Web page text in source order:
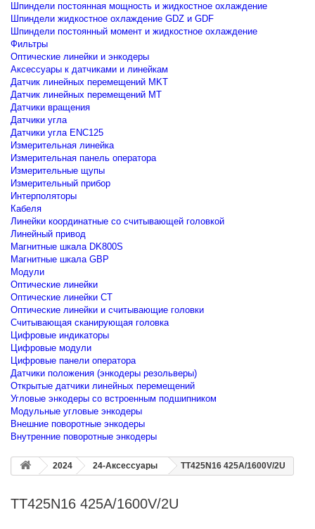
Шпиндели постоянная мощность и жидкостное охлаждение
Шпиндели жидкостное охлаждение GDZ и GDF
Шпиндели постоянный момент и жидкостное охлаждение
Фильтры
Оптические линейки и энкодеры
Аксессуары к датчиками и линейкам
Датчик линейных перемещений MKT
Датчик линейных перемещений MT
Датчики вращения
Датчики угла
Датчики угла ENC125
Измерительная линейка
Измерительная панель оператора
Измерительные щупы
Измерительный прибор
Интерполяторы
Кабеля
Линейки координатные со считывающей головкой
Линейный привод
Магнитные шкала DK800S
Магнитные шкала GBP
Модули
Оптические линейки
Оптические линейки CT
Оптические линейки и считывающие головки
Считывающая сканирующая головка
Цифровые индикаторы
Цифровые модули
Цифровые панели оператора
Датчики положения (энкодеры резольверы)
Открытые датчики линейных перемещений
Угловые энкодеры со встроенным подшипником
Модульные угловые энкодеры
Внешние поворотные энкодеры
Внутренние поворотные энкодеры
2024 24-Аксессуары TT425N16 425A/1600V/2U
TT425N16 425A/1600V/2U